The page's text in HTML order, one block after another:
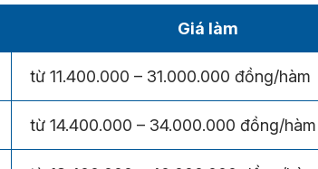
Giá làm
từ 11.400.000 – 31.000.000 đồng/hàm
từ 14.400.000 – 34.000.000 đồng/hàm